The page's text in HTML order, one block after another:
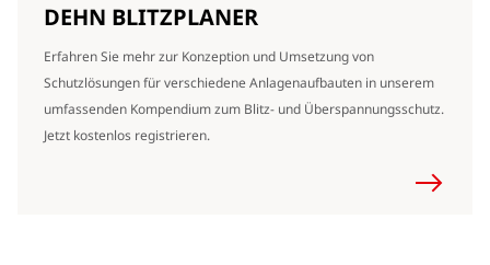
DEHN BLITZPLANER
Erfahren Sie mehr zur Konzeption und Umsetzung von
Schutzlösungen für verschiedene Anlagenaufbauten in unserem
umfassenden Kompendium zum Blitz- und Überspannungsschutz.
Jetzt kostenlos registrieren.